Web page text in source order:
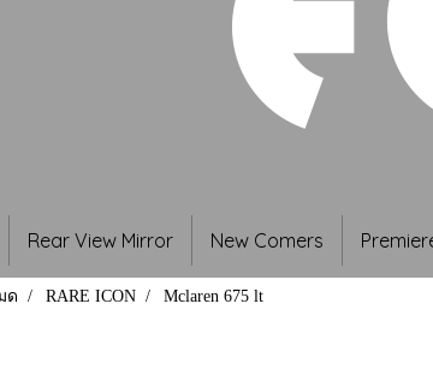
Rear View Mirror New Comers
ด RARE ICON Mclaren 675 lt